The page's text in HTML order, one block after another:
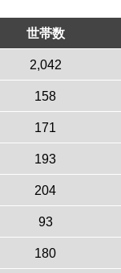
世帯数
2,042
158
171
193
204
93
180